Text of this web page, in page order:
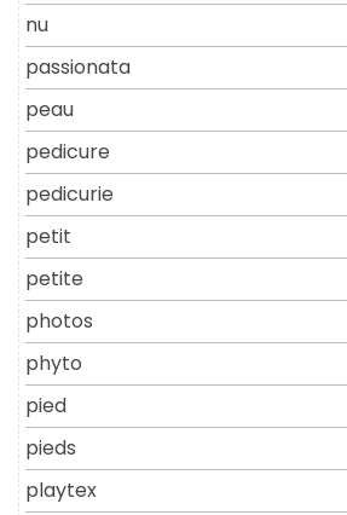
nu
passionata
peau
pedicure
pedicurie
petit
petite
photos
phyto
pied
pieds
playtex